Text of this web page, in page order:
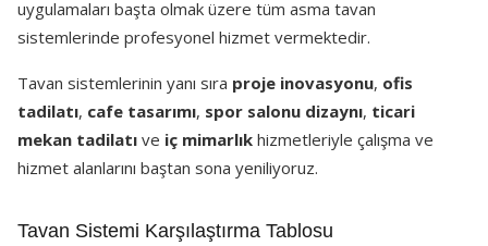
uygulamaları başta olmak üzere tüm asma tavan
sistemlerinde profesyonel hizmet vermektedir.
Tavan sistemlerinin yanı sıra proje inovasyonu, ofis
tadilatı, cafe tasarımı, spor salonu dizaynı, ticari
mekan tadilatı ve iç mimarlık hizmetleriyle çalışma ve
hizmet alanlarını baştan sona yeniliyoruz.
Tavan Sistemi Karşılaştırma Tablosu